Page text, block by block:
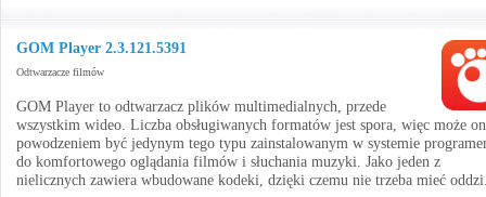
GOM Player 2.3.121.5391
Odtwarzacze filmów
GOM Player to odtwarzacz plików multimedialnych, przede
wszystkim wideo. Liczba obsługiwanych formatów jest spora, więc może
powodzeniem być jedynym tego typu zainstalowanym w systemie
do komfortowego oglądania filmów i słuchania muzyki. Jako jeden z
nielicznych zawiera wbudowane kodeki, dzięki czemu nie trzeba mieć